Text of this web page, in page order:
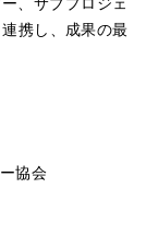
、サブプロジェ
携し、成果の最
ー協会